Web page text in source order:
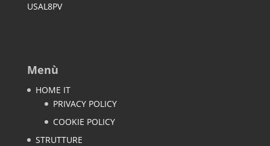
USAL8PV
Menù
HOME IT
PRIVACY POLICY
COOKIE POLICY
STRUTTURE